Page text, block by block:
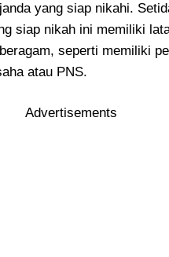
yang siap nikahi.
siap nikah ini memiliki
seperti memiliki
atau PNS.
Advertisements